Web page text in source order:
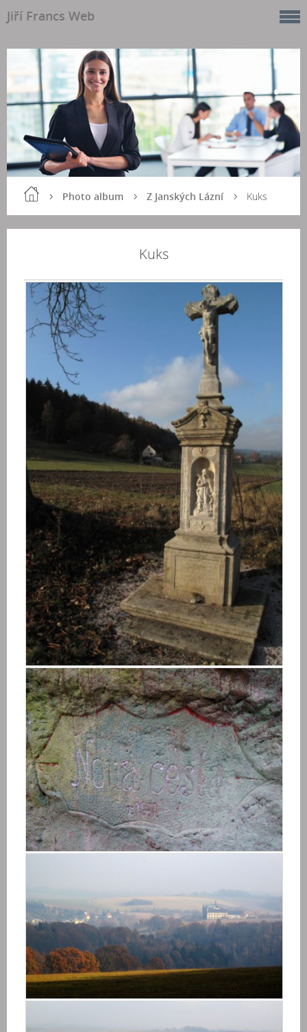
Jiří Francs Web
Photo album Z Janských Lázní Kuks
Kuks